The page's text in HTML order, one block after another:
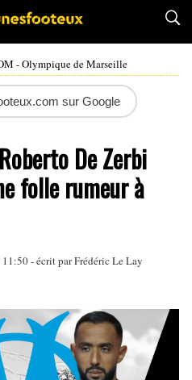
- Olympique de Marseille
sur Google
De Zerbi
folle rumeur à
11:50 - écrit parFrédéric Le Lay